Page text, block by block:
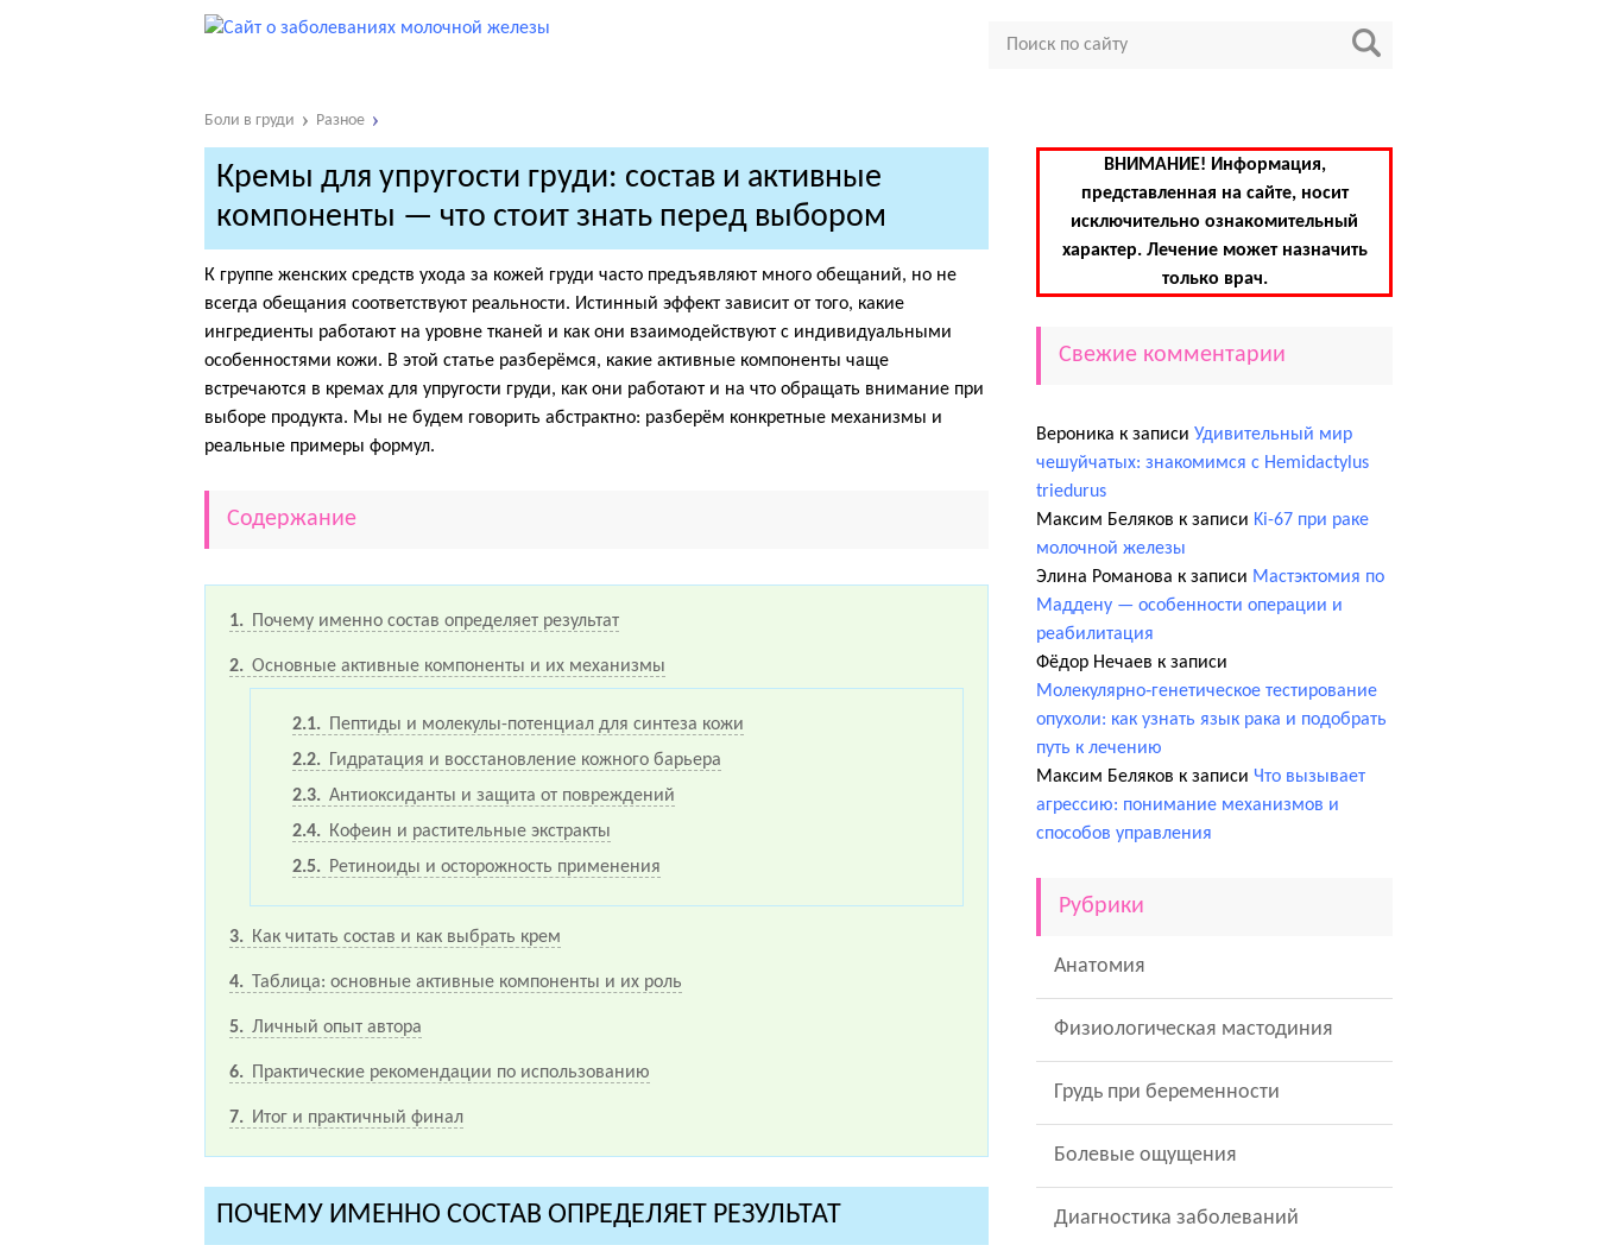
Боли в груди Разное
Кремы для упругости груди: состав и активные
компоненты — что стоит знать перед выбором
К группе женских средств ухода за кожей груди часто предъявляют много обещаний, но не
всегда обещания соответствуют реальности. Истинный эффект зависит от того, какие
ингредиенты работают на уровне тканей и как они взаимодействуют с индивидуальными
особенностями кожи. В этой статье разберёмся, какие активные компоненты чаще
встречаются в кремах для упругости груди, как они работают и на что обращать внимание при
выборе продукта. Мы не будем говорить абстрактно: разберём конкретные механизмы и
реальные примеры формул.
Содержание
1 Почему именно состав определяет результат
2 Основные активные компоненты и их механизмы
2.1
Пептиды и молекулы-потенциал для синтеза кожи
2.2
Гидратация и восстановление кожного барьера
2.3
Антиоксиданты и защита от повреждений
2.4
Кофеин и растительные экстракты
2.5
Ретиноиды и осторожность применения
3 Как читать состав и как выбрать крем
4 Таблица: основные активные компоненты и их роль
5 Личный опыт автора
6 Практические рекомендации по использованию
7 Итог и практичный финал
ПОЧЕМУ ИМЕННО СОСТАВ ОПРЕДЕЛЯЕТ РЕЗУЛЬТАТ
ВНИМАНИЕ! Информация,
представленная на сайте, носит
исключительно ознакомительный
характер. Лечение может назначить
только врач.
Свежие комментарии
Вероника к записи Удивительный мир
чешуйчатых: знакомимся с Hemidactylus
triedurus
Максим Беляков к записи Ki-67 при раке
молочной железы
Элина Романова к записи Мастэктомия по
Маддену — особенности операции и
реабилитация
Фёдор Нечаев к записи
Молекулярно‑генетическое тестирование
опухоли: как узнать язык рака и подобрать
путь к лечению
Максим Беляков к записи Что вызывает
агрессию: понимание механизмов и
способов управления
Рубрики
Анатомия
Физиологическая мастодиния
Грудь при беременности
Болевые ощущения
Диагностика заболеваний